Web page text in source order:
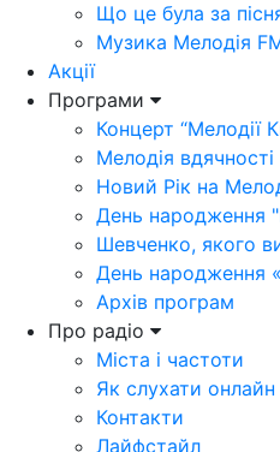
Що це була за
Музика Мелодія
Акції
Програми
Концерт “Мелодії
Мелодія вдячності
Новий Рік на
День народження
Шевченко, якого
День народження
Архів програм
Про радіо
Міста і частоти
Як слухати онлайн
Контакти
Лайфстайл